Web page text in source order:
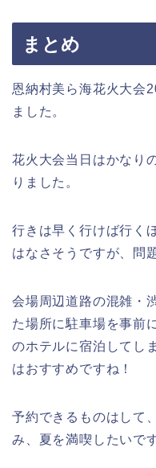
まとめ
恩納村美ら海花火大会
ました。
花火大会当日はかなり
りました。
行きは早く行けば行く
はなさそうですが、問
会場周辺道路の混雑・
た場所に駐車場を事前
のホテルに宿泊してし
はおすすめですね！
予約できるものはして
み、夏を満喫したいで